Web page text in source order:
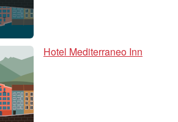
Hotel Mediterraneo Inn